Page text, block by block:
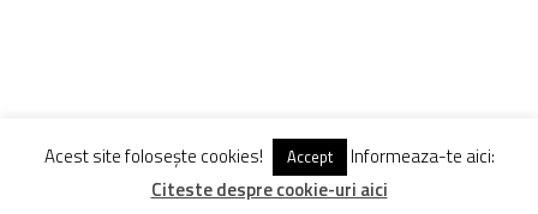
CICLOTURISM TRASEE BICICLETA TURULTRANS
Acest site folosește cookies! Accept
Informeaza-te aici:
Citeste despre cookie-uri aici